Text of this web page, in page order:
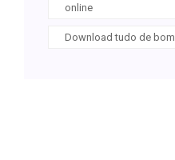
online
Download tudo de bom